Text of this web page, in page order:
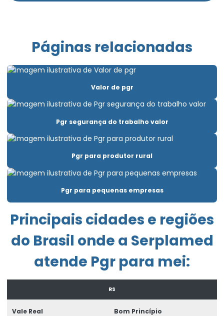
Clínica aso admissional
Clínica de exame ocupacional
Clínica para fazer exame demissional
Clínica pgr
Elaboração ltcat
Emissão de laudo de insalubridade
Emissão de laudo de periculosidade
Empresa de consultoria empresarial
Empresa de consultoria de segurança do trabalho
Empresa exame admissional
Páginas relacionadas
Valor de pgr
Pgr segurança do trabalho valor
Pgr para produtor rural
Pgr para pequenas empresas
Principais cidades e regiões
do Brasil onde a Serplamed
atende Pgr para mei:
RS
Vale Real Bom Princípio